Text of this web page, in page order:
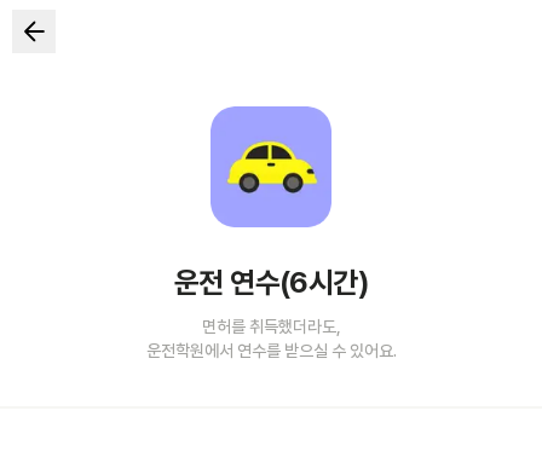
운전 연수(6시간)
면허를 취득했더라도,
운전학원에서 연수를 받으실 수 있어요.